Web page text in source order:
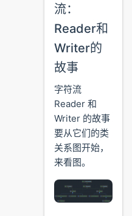
流：
Reader和
Writer的
故事
字符流
Reader 和
Writer 的故事
要从它们的类
关系图开始，
来看图。